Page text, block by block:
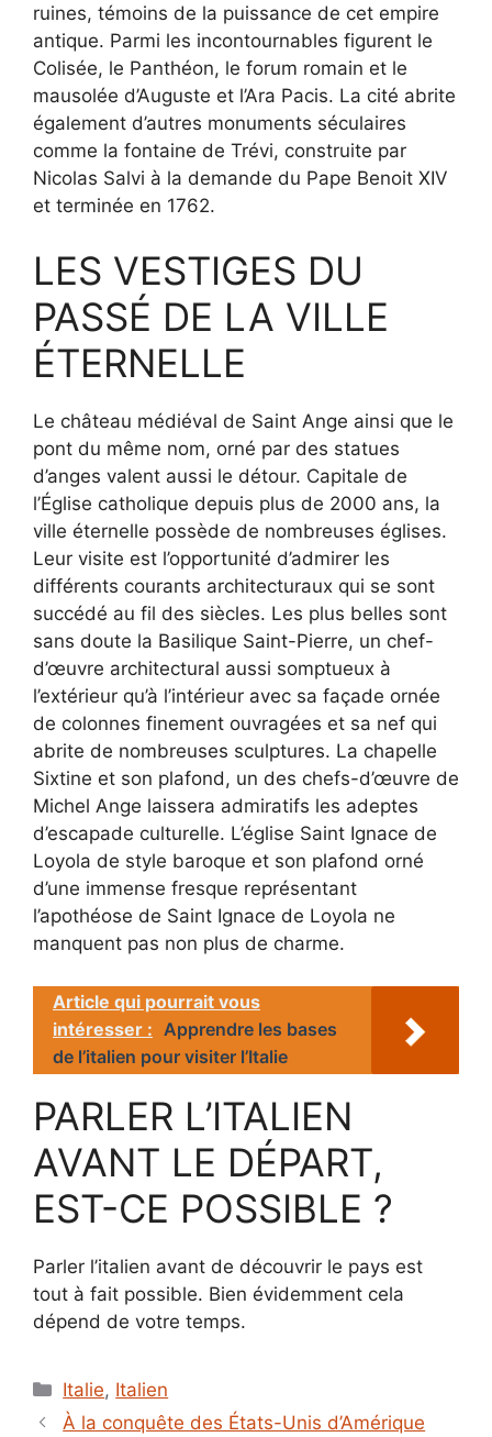
ruines, témoins de la puissance de cet empire
antique. Parmi les incontournables figurent le
Colisée, le Panthéon, le forum romain et le
mausolée d’Auguste et l’Ara Pacis. La cité abrite
également d’autres monuments séculaires
comme la fontaine de Trévi, construite par
Nicolas Salvi à la demande du Pape Benoit XIV
et terminée en 1762.
LES VESTIGES DU
PASSÉ DE LA VILLE
ÉTERNELLE
Le château médiéval de Saint Ange ainsi que le
pont du même nom, orné par des statues
d’anges valent aussi le détour. Capitale de
l’Église catholique depuis plus de 2000 ans, la
ville éternelle possède de nombreuses églises.
Leur visite est l’opportunité d’admirer les
différents courants architecturaux qui se sont
succédé au fil des siècles. Les plus belles sont
sans doute la Basilique Saint-Pierre, un chef-
d’œuvre architectural aussi somptueux à
l’extérieur qu’à l’intérieur avec sa façade ornée
de colonnes finement ouvragées et sa nef qui
abrite de nombreuses sculptures. La chapelle
Sixtine et son plafond, un des chefs-d’œuvre de
Michel Ange laissera admiratifs les adeptes
d’escapade culturelle. L’église Saint Ignace de
Loyola de style baroque et son plafond orné
d’une immense fresque représentant
l’apothéose de Saint Ignace de Loyola ne
manquent pas non plus de charme.
Article qui pourrait vous
intéresser : Apprendre les bases
de l’italien pour visiter l’Italie
PARLER L’ITALIEN
AVANT LE DÉPART,
EST-CE POSSIBLE ?
Parler l’italien avant de découvrir le pays est
tout à fait possible. Bien évidemment cela
dépend de votre temps.
Catégories
Italie, Italien
À la conquête des États-Unis d’Amérique